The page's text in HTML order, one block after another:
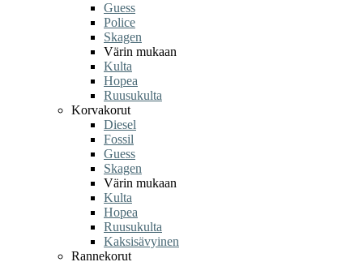
Guess
Police
Skagen
Värin mukaan
Kulta
Hopea
Ruusukulta
Korvakorut
Diesel
Fossil
Guess
Skagen
Värin mukaan
Kulta
Hopea
Ruusukulta
Kaksisävyinen
Rannekorut